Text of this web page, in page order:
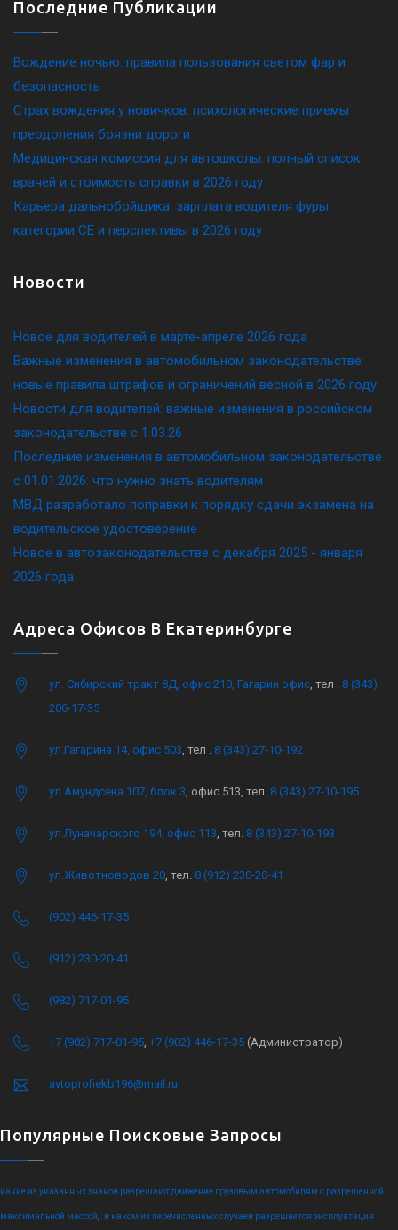
Последние Публикации
Вождение ночью: правила пользования светом фар и
безопасность
Страх вождения у новичков: психологические приемы
преодоления боязни дороги
Медицинская комиссия для автошколы: полный список
врачей и стоимость справки в 2026 году
Карьера дальнобойщика: зарплата водителя фуры
категории CE и перспективы в 2026 году
Новости
Новое для водителей в марте-апреле 2026 года
Важные изменения в автомобильном законодательстве:
новые правила штрафов и ограничений весной в 2026 году
Новости для водителей: важные изменения в российском
законодательстве c 1.03.26
Последние изменения в автомобильном законодательстве
c 01.01.2026: что нужно знать водителям
МВД разработало поправки к порядку сдачи экзамена на
водительское удостоверение
Новое в автозаконодательстве с декабря 2025 - января
2026 года
Адреса Офисов В Екатеринбурге
ул. Сибирский тракт 8Д, офис 210, Гагарин офис , тел . 8 (343)
206-17-35
ул.Гагарина 14, офис 503 , тел . 8 (343) 27-10-192
ул.Амундсена 107, блок 3 , офис 513, тел. 8 (343) 27-10-195
ул.Луначарского 194, офис 113 , тел. 8 (343) 27-10-193
ул.Животноводов 20 , тел. 8 (912) 230-20-41
(902) 446-17-35
(912) 230-20-41
(982) 717-01-95
+7 (982) 717-01-95 +7 (902) 446-17-35 (Администратор)
avtoprofiekb196@mail.ru
Популярные Поисковые Запросы
какие из указанных знаков разрешают движение грузовым автомобилям с разрешенной
максимальной массой, в каком из перечисленных случаев разрешается эксплуатация